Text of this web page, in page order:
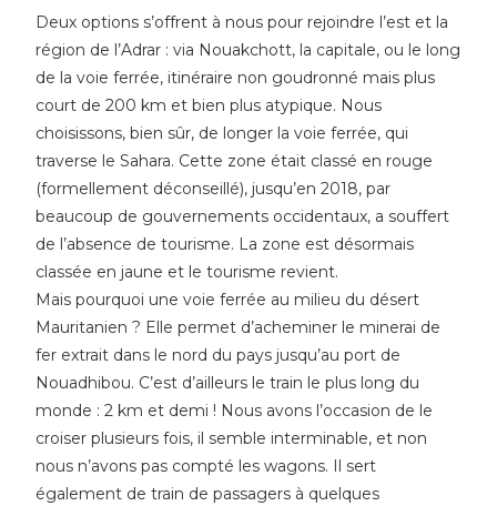
Deux options s’offrent à nous pour rejoindre l’est et la
région de l’Adrar : via Nouakchott, la capitale, ou le long
de la voie ferrée, itinéraire non goudronné mais plus
court de 200 km et bien plus atypique. Nous
choisissons, bien sûr, de longer la voie ferrée, qui
traverse le Sahara. Cette zone était classé en rouge
(formellement déconseillé), jusqu’en 2018, par
beaucoup de gouvernements occidentaux, a souffert
de l’absence de tourisme. La zone est désormais
classée en jaune et le tourisme revient.
Mais pourquoi une voie ferrée au milieu du désert
Mauritanien ? Elle permet d’acheminer le minerai de
fer extrait dans le nord du pays jusqu’au port de
Nouadhibou. C’est d’ailleurs le train le plus long du
monde : 2 km et demi ! Nous avons l’occasion de le
croiser plusieurs fois, il semble interminable, et non
nous n’avons pas compté les wagons. Il sert
également de train de passagers à quelques